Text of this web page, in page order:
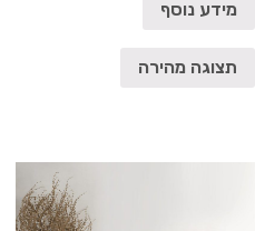
מידע נוסף
תצוגה מהירה